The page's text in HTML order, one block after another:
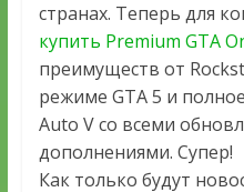
странах. Теперь для
купить Premium GTA
преимуществ от
режиме GTA 5 и
Auto V со всеми
дополнениями. Супер!
Как только будут